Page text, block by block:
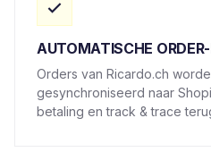
AUTOMATISCHE
Orders van Ricardo.ch
gesynchroniseerd naar
betaling en track & trace